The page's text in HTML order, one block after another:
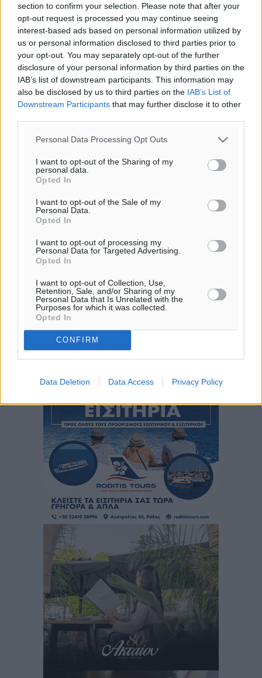
section to confirm your selection. Please note that after your
opt-out request is processed you may continue seeing
interest-based ads based on personal information utilized by
us or personal information disclosed to third parties prior to
your opt-out. You may separately opt-out of the further
disclosure of your personal information by third parties on the
IAB’s list of downstream participants. This information may
also be disclosed by us to third parties on the IAB’s List of
Downstream Participants that may further disclose it to other
Personal Data Processing Opt Outs
I want to opt-out of the Sharing of my
personal data.
Opted In
I want to opt-out of the Sale of my
Personal Data.
Opted In
I want to opt-out of processing my
Personal Data for Targeted Advertising.
Opted In
I want to opt-out of Collection, Use,
Retention, Sale, and/or Sharing of my
Personal Data that Is Unrelated with the
Purposes for which it was collected.
Opted In
CONFIRM
Data Deletion Data Access Privacy Policy
Για την μερική αναπαραγωγή της είδησης από άλλες
ιστοσελίδες είναι απαραίτητη η χρήση του παρακάτω
παρεχόμενου συνδέσμου παραπομπής προς το άρθρο
της Δημοκρατικής.
σποραδικές νεφώσεις
°
πρόγνωση:
°
30°